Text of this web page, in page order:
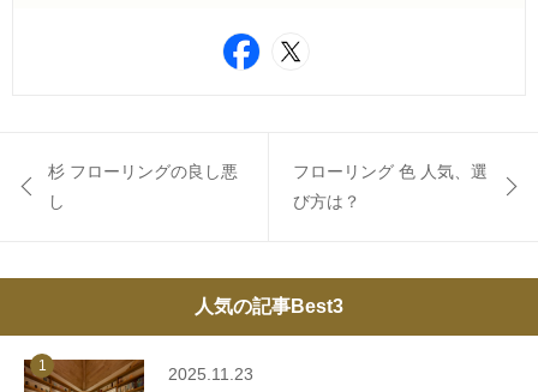
杉 フローリングの良し悪
し
フローリング 色 人気、選
び方は？
人気の記事Best3
1
2025.11.23